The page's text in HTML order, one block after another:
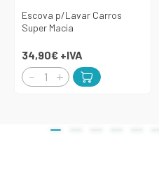
Escova p/Lavar Carros
Super Macia
34,90€ +IVA